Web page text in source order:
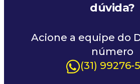
dúvida?
Acione a equipe do
número
(31) 99276-